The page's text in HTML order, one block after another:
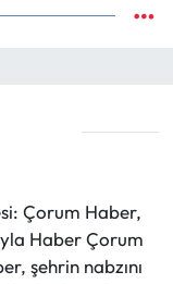
Çorum Haber,
Haber Çorum
şehrin nabzını